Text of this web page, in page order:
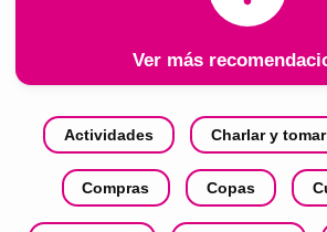
Ver más
Actividades Charlar y tomar
Compras Copas